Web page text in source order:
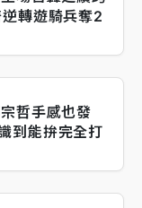
轉遊騎兵奪2
哲手感也發
到能拚完全打